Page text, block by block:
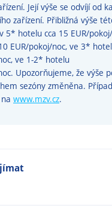
Její výše se odvíjí od
zařízení. Přibližná výše
5* hotelu cca 15 EUR/
EUR/pokoj/noc, ve 3*
ve 1-2* hotelu
Upozorňujeme, že výše
sezóny změněna.
www.mzv.cz.